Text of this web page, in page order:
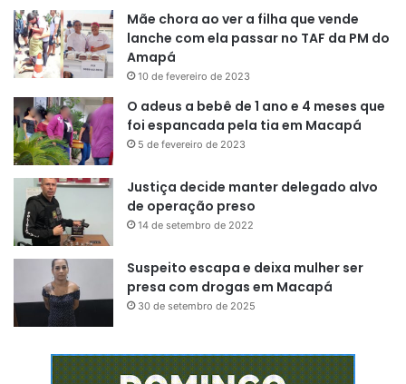
Mãe chora ao ver a filha que vende
lanche com ela passar no TAF da PM do
Amapá
10 de fevereiro de 2023
O adeus a bebê de 1 ano e 4 meses que
foi espancada pela tia em Macapá
5 de fevereiro de 2023
Justiça decide manter delegado alvo
de operação preso
14 de setembro de 2022
Suspeito escapa e deixa mulher ser
presa com drogas em Macapá
30 de setembro de 2025